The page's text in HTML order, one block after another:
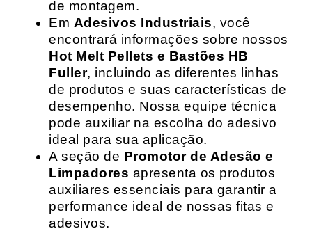
de montagem.
Em Adesivos Industriais, você
encontrará informações sobre nossos
Hot Melt Pellets e Bastões HB
Fuller, incluindo as diferentes linhas
de produtos e suas características de
desempenho. Nossa equipe técnica
pode auxiliar na escolha do adesivo
ideal para sua aplicação.
A seção de Promotor de Adesão e
Limpadores apresenta os produtos
auxiliares essenciais para garantir a
performance ideal de nossas fitas e
adesivos.